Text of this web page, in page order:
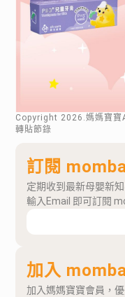
Copyright 2026 .媽媽寶
轉貼節錄
訂閱
定期收到最新母嬰新
輸入Email 即可訂閱
加入
加入媽媽寶寶會員，